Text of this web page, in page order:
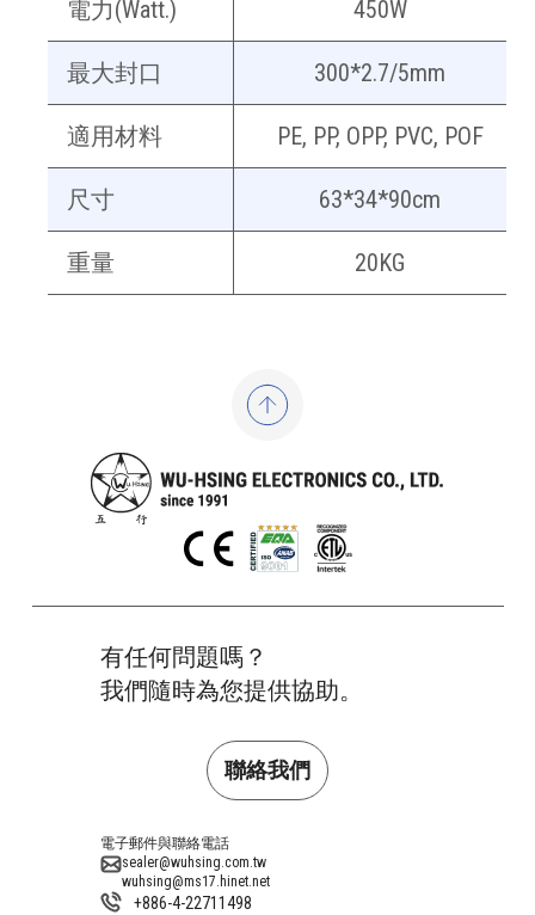
電力(Watt.) 450W
最大封口 300*2.7/5mm
適用材料 PE, PP, OPP, PVC, POF
尺寸 63*34*90cm
重量 20KG
有任何問題嗎？
我們隨時為您提供協助。
聯絡我們
電子郵件與聯絡電話
sealer@wuhsing.com.tw
wuhsing@ms17.hinet.net
+886-4-22711498